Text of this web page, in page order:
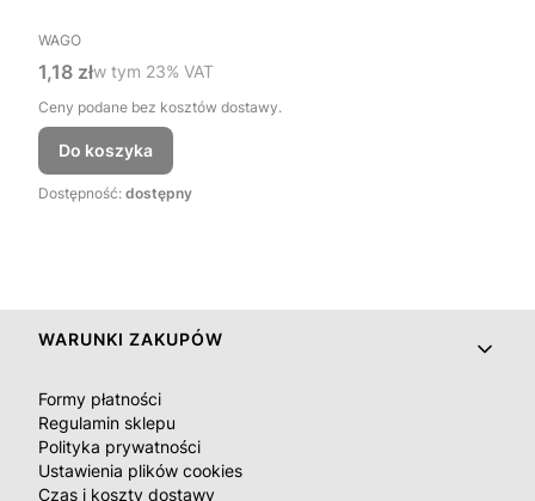
PRODUCENT
WAGO
Cena brutto
1,18 złw tym %s VAT
w tym 23% VAT
Ceny podane bez kosztów dostawy.
Do koszyka
Dostępność: dostępny
Linki w stopce
WARUNKI ZAKUPÓW
Formy płatności
Regulamin sklepu
Polityka prywatności
Ustawienia plików cookies
Czas i koszty dostawy